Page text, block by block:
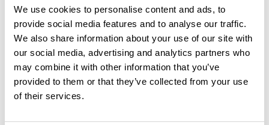
We use cookies to personalise content and ads, to
provide social media features and to analyse our traffic.
We also share information about your use of our site with
our social media, advertising and analytics partners who
may combine it with other information that you’ve
provided to them or that they’ve collected from your use
of their services.
Ajouter un avis
Découvrez ce parcours de randonnée de 15,7 km à proximité